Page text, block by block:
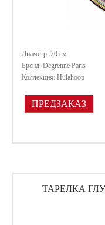
Диаметр: 20 см
Бренд: Degrenne Paris
Коллекция: Hulahoop
ПРЕДЗАКАЗ
ТАРЕЛКА